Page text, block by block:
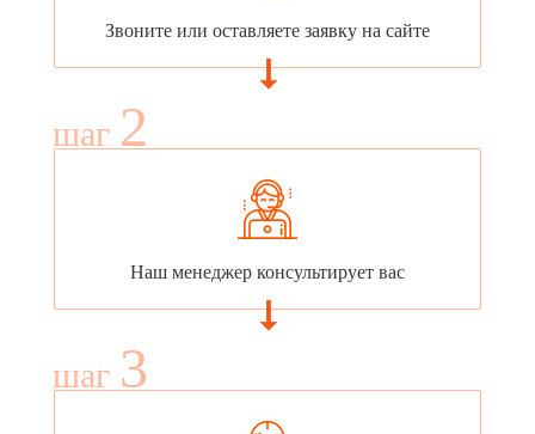
Звоните или оставляете заявку на сайте
шаг 2
Наш менеджер консультирует вас
шаг 3